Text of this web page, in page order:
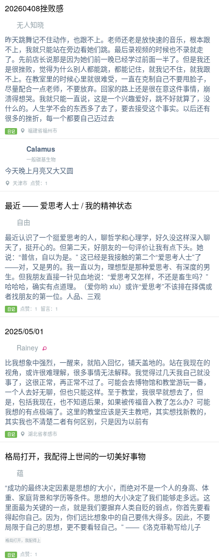
20260408挫败感
无人知晓
昨天跳舞记不住动作，也跟不上。老师还老是放快速的音乐，根本跟
不上，我就只能站在旁边看她们跳。最后录视频的时候也不录就走
了。先前店长说那是因为她们前一晚已经学过前面一半了。但是我还
是很挫败，觉得为什么别人都能跳，都能记住，就我记不住，就我跟
不上。在教室里的时候心里就很难受，一直在克制自己不要甩脸子，
尽量配合一点老师，不要放弃。回家的路上还是很在意这件事情，崩
溃得想哭。我就只能一直说，这是一个兴趣爱好，跳不好就算了，没
什么的。人生学不会的东西多了去了，要去接受这个事实。以后还有
很多的挫折，每一个都要自己迈过去
日记 福建省福州市
Calamus
一般碳基生物
今天晚上月亮又大又圆
天津市 点赞：1
最近 —— 爱思考人士 / 我的精神状态
自由
最近认识了一个挺爱思考的人，聊哲学和心理学，好久没这样深入聊
天了，挺开心的。但第二天，好朋友的一句评价让我有点下头。她
说：“普信，自以为是。” 这已经是我接触的第二个“爱思考人士”了
——对，又是男的。我一直以为，理想型是那种爱思考、有深度的男
生。但我朋友直接一针见血地说：“爱思考又怎样，不还是畜生吗？”
哈哈哈，确实有点道理。（爱你哟 xlu）或许“爱思考”不该排在择偶或
者找朋友的第一位。人品、三观
日记 点赞：1 留言：1
2025/05/01
Rainey
比我想象中强烈，一醒来，就陷入回忆，铺天盖地的。站在我现在的
视角，或许很难理解，很多事情无法解释。我觉得过几天我自己就没
事了，这很正常，再正常不过了。可能会去博物馆和教堂游玩一番，
一个人去好无聊，但也只能这样。至于教堂，我很早就想去了，但
是，包括我现在，也不知道后果，如果被传福音入教了怎么办？可能
我想的有点极端了。这里的教堂应该是天主教吧，其实想找新教的，
其实我也不清楚二者有何区别，只是因为以前有
日记 湖北省孝感市
格局打开，我配得上世间的一切美好事物
蕴
“成功的最终决定因素是思想的'大小'，而绝对不是一个人的身高、体
重、家庭背景和学历等条件。思想的大小决定了我们能够走多远。这
里面最为关键的一点，就是我们要摒弃人类自贬的弱点，你首先要看
得起你自己。因为，你们远比想象中的自己要伟大得多。因此，不要
局限于自己的思想，更不要看轻自己。” ——《洛克菲勒写给儿子
格局打开，我配得上
日记 点赞：1